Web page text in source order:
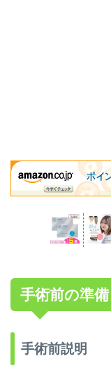
手術前の準備
手術前説明